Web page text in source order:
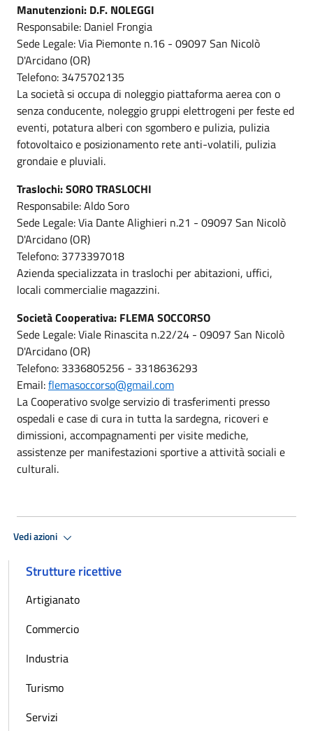
Manutenzioni: D.F. NOLEGGI
Responsabile: Daniel Frongia
Sede Legale: Via Piemonte n.16 - 09097 San Nicolò
D'Arcidano (OR)
Telefono: 3475702135
La società si occupa di noleggio piattaforma aerea con o
senza conducente, noleggio gruppi elettrogeni per feste ed
eventi, potatura alberi con sgombero e pulizia, pulizia
fotovoltaico e posizionamento rete anti-volatili, pulizia
grondaie e pluviali.
Traslochi: SORO TRASLOCHI
Responsabile: Aldo Soro
Sede Legale: Via Dante Alighieri n.21 - 09097 San Nicolò
D'Arcidano (OR)
Telefono: 3773397018
Azienda specializzata in traslochi per abitazioni, uffici,
locali commercialie magazzini.
Società Cooperativa: FLEMA SOCCORSO
Sede Legale: Viale Rinascita n.22/24 - 09097 San Nicolò
D'Arcidano (OR)
Telefono: 3336805256 - 3318636293
Email:flemasoccorso@gmail.com
La Cooperativo svolge servizio di trasferimenti presso
ospedali e case di cura in tutta la sardegna, ricoveri e
dimissioni, accompagnamenti per visite mediche,
assistenze per manifestazioni sportive a attività sociali e
culturali.
Vedi azioni
Strutture ricettive
Artigianato
Commercio
Industria
Turismo
Servizi